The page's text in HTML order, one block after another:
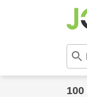
100